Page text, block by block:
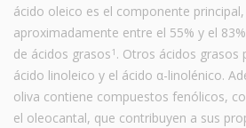
ácido oleico es el componente
aproximadamente entre el 55% y el
de ácidos grasos1 . Otros ácidos grasos
ácido linoleico y el ácido α-linolénico.
oliva contiene compuestos fenólicos,
el oleocantal, que contribuyen a sus